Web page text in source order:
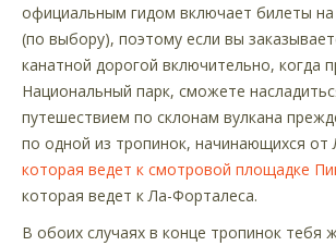
официальным гидом включает билеты на
(по выбору), поэтому если вы
канатной дорогой включительно, когда
Национальный парк, сможете
путешествием по склонам вулкана
по одной из тропинок, начинающихся от
которая ведет к смотровой площадке
которая ведет к Ла-Форталеса.
В обоих случаях в конце тропинок тебя